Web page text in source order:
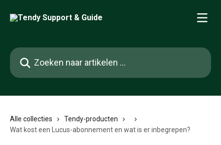
Zoeken naar artikelen ...
Alle collecties
Tendy-producten
Wat kost een Lucus-abonnement en wat is er inbegrepen?